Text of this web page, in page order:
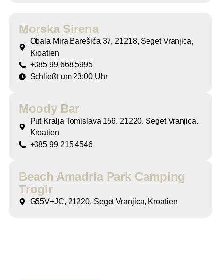
Morska Sirena
Obala Mira Barešića 37, 21218, Seget Vranjica,
Kroatien
+385 99 668 5995
Schließt um 23:00 Uhr
Moody Bar
Put Kralja Tomislava 156, 21220, Seget Vranjica,
Kroatien
+385 99 215 4546
Beach Amadria Park Camping
Trogir
G55V+JC, 21220, Seget Vranjica, Kroatien